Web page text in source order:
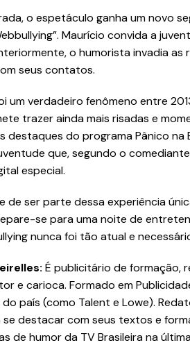
o espetáculo ganha um novo
Maurício convida a
o humorista invadia
seus contatos.
um verdadeiro fenômeno entre
trazer ainda mais risadas e
destaques do programa Pânico
que, segundo o
especial.
de ser parte dessa experiência
se para uma noite de
nunca foi tão atual e
É publicitário de formação,
e carioca. Formado em
país (como Talent e Lowe).
destacar com seus textos e
de humor da TV Brasileira na